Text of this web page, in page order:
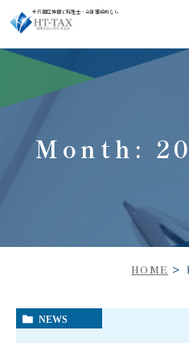
千代田区神田で税理士・会計事務所なら
Month:
HOME
NEWS